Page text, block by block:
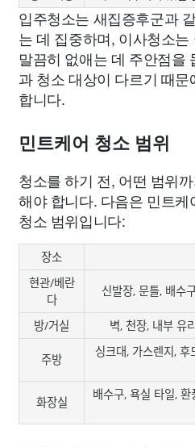
입주청소는 새집증후군과
는 데 집중하며, 이사청소
말끔히 없애는 데 주안점을
과 청소 대상이 다르기 때
합니다.
민트케어 청소 범위
청소를 하기 전, 어떤 범위
해야 합니다. 다음은 민트
청소 범위입니다:
장소
현관/베란
다
신발장, 문틀, 배수
방/거실 벽, 천장, 내부 유
주방
싱크대, 가스렌지,
화장실
배수구, 욕실 타일,